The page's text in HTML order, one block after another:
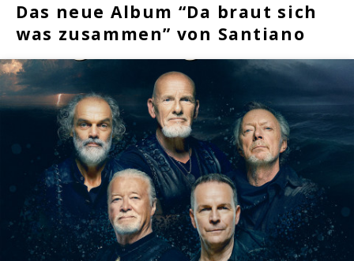
Das neue Album “Da braut sich
was zusammen” von Santiano